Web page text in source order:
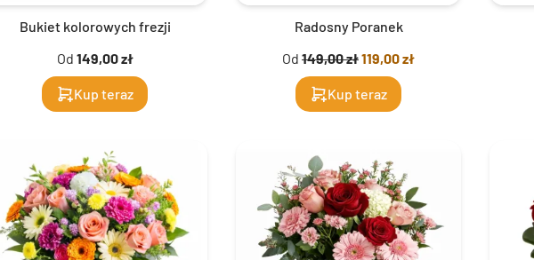
Bukiet kolorowych frezji
Od 149,00 zł
Kup teraz
Radosny Poranek
Od 149,00 zł119,00 zł
Kup teraz